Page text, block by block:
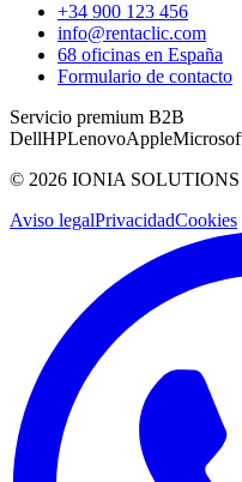
+34 900 123 456
info@rentaclic.com
68 oficinas en España
Formulario de contacto
Servicio premium B2B
DellHPLenovoApple
© 2026 IONIA SOLUTIONS
Aviso legalPrivacidadCookies